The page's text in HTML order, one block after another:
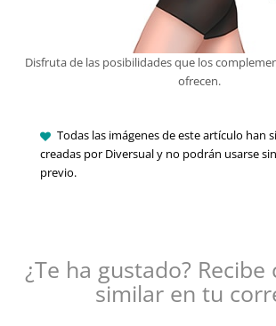
Disfruta de las posibilidades que los
ofrecen.
Todas las imágenes de este artículo han
creadas por Diversual y no podrán usarse
previo.
¿Te ha gustado?
similar en tu